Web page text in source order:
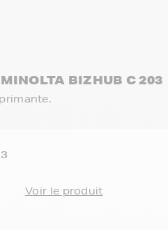
BIZHUB C 203
Voir le produit